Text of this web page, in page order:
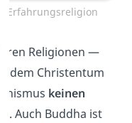
Erfahrungsreligion
Religionen —
dem Christentum
keinen
. Auch Buddha ist